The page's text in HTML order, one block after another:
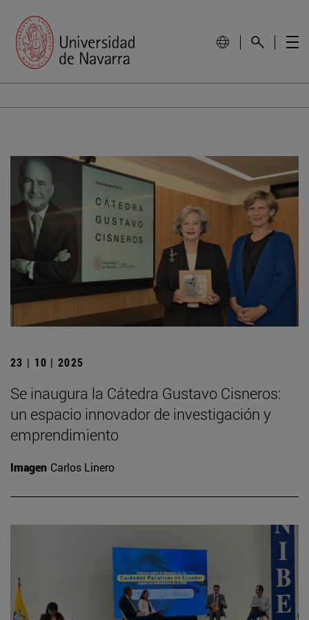
23 | 10 | 2025
Se inaugura la Cátedra Gustavo Cisneros:
un espacio innovador de investigación y
emprendimiento
Imagen Carlos Linero